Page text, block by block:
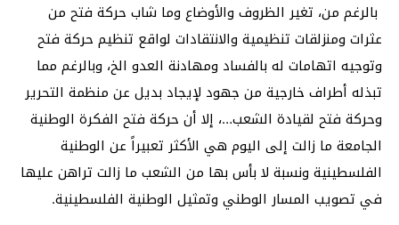
بالرغم من، تغير الظروف والأوضاع وما شاب حركة فتح من
عثرات ومنزلقات تنظيمية والانتقادات لواقع تنظيم حركة فتح
وتوجيه اتهامات له بالفساد ومهادنة العدو الخ، وبالرغم مما
تبذله أطراف خارجية من جهود لإيجاد بديل عن منظمة التحرير
وحركة فتح لقيادة الشعب…، إلا أن حركة فتح الفكرة الوطنية
الجامعة ما زالت إلى اليوم هي الأكثر تعبيراً عن الوطنية
الفلسطينية ونسبة لا بأس بها من الشعب ما زالت تراهن عليها
في تصويب المسار الوطني وتمثيل الوطنية الفلسطينية.